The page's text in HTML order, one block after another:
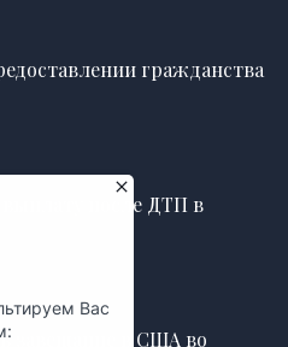
гражданства
после ДТП в
завещание в США во